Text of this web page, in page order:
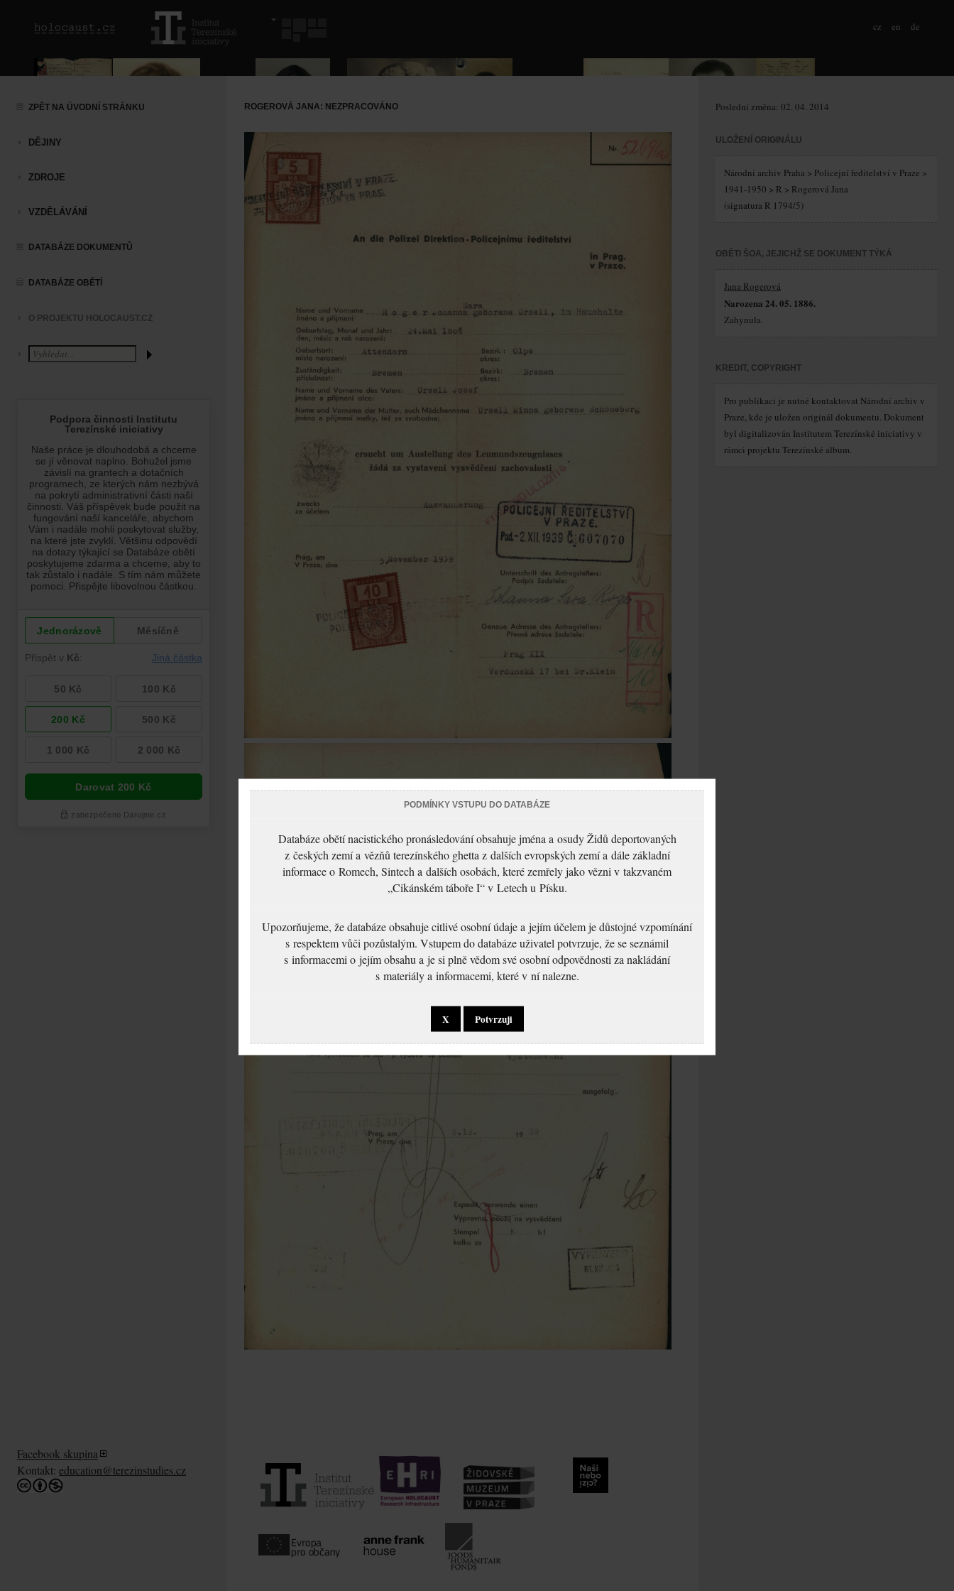
cz en de
ZPĚT NA ÚVODNÍ STRÁNKU
DĚJINY
ZDROJE
VZDĚLÁVÁNÍ
DATABÁZE DOKUMENTŮ
DATABÁZE OBĚTÍ
O PROJEKTU HOLOCAUST.CZ
ROGEROVÁ JANA: NEZPRACOVÁNO Poslední změna: 02. 04. 2014
ULOŽENÍ ORIGINÁLU
Národní archiv Praha > Policejní ředitelství v Praze >
1941-1950 > R > Rogerová Jana
(signatura R 1794/5)
OBĚTI ŠOA, JEJICHŽ SE DOKUMENT TÝKÁ
Jana Rogerová
Narozena 24. 05. 1886.
Zahynula.
KREDIT, COPYRIGHT
Pro publikaci je nutné kontaktovat Národní archiv v
Praze, kde je uložen originál dokumentu. Dokument
byl digitalizován Institutem Terezínské iniciativy v
rámci projektu Terezínské album.
Facebook skupina
Kontakt: education@terezinstudies.cz
PODMÍNKY VSTUPU DO DATABÁZE
Databáze obětí nacistického pronásledování obsahuje jména a osudy Židů deportovaných
z českých zemí a vězňů terezínského ghetta z dalších evropských zemí a dále základní
informace o Romech, Sintech a dalších osobách, které zemřely jako vězni v takzvaném
„Cikánském táboře I“ v Letech u Písku.
Upozorňujeme, že databáze obsahuje citlivé osobní údaje a jejím účelem je důstojné vzpomínání
s respektem vůči pozůstalým. Vstupem do databáze uživatel potvrzuje, že se seznámil
s informacemi o jejím obsahu a je si plně vědom své osobní odpovědnosti za nakládání
s materiály a informacemi, které v ní nalezne.
X Potvrzuji